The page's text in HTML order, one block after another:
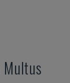
Multus